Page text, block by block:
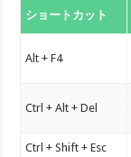
ショートカット
Alt + F4
Ctrl + Alt + Del
Ctrl + Shift + Esc